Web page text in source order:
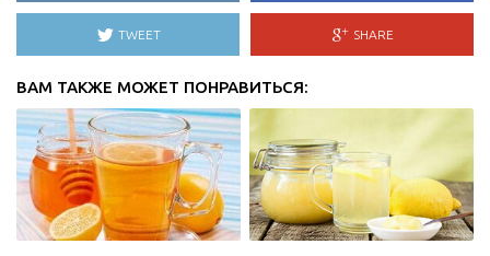
TWEET SHARE
ВАМ ТАКЖЕ МОЖЕТ ПОНРАВИТЬСЯ: